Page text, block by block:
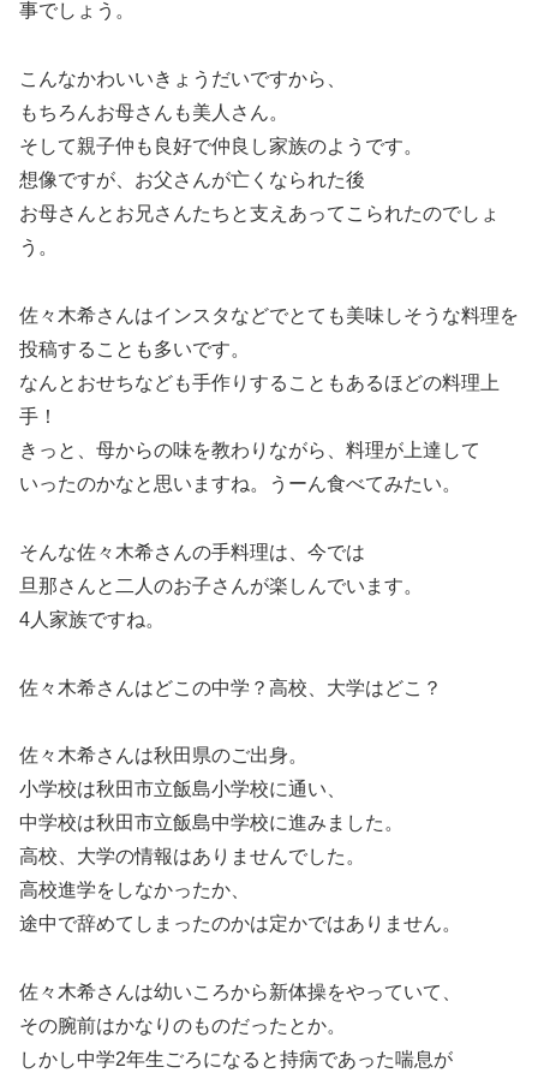
事でしょう。
こんなかわいいきょうだいですから、
もちろんお母さんも美人さん。
そして親子仲も良好で仲良し家族のようです。
想像ですが、お父さんが亡くなられた後
お母さんとお兄さんたちと支えあってこられたのでしょ
う。
佐々木希さんはインスタなどでとても美味しそうな料理を
投稿することも多いです。
なんとおせちなども手作りすることもあるほどの料理上
手！
きっと、母からの味を教わりながら、料理が上達して
いったのかなと思いますね。うーん食べてみたい。
そんな佐々木希さんの手料理は、今では
旦那さんと二人のお子さんが楽しんでいます。
4人家族ですね。
佐々木希さんはどこの中学？高校、大学はどこ？
佐々木希さんは秋田県のご出身。
小学校は秋田市立飯島小学校に通い、
中学校は秋田市立飯島中学校に進みました。
高校、大学の情報はありませんでした。
高校進学をしなかったか、
途中で辞めてしまったのかは定かではありません。
佐々木希さんは幼いころから新体操をやっていて、
その腕前はかなりのものだったとか。
しかし中学2年生ごろになると持病であった喘息が